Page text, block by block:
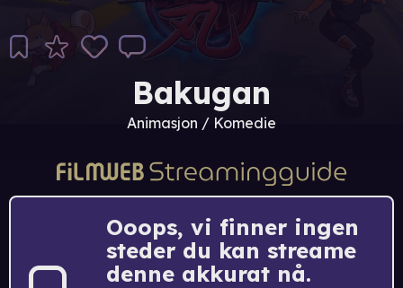
Bakugan
Animasjon / Komedie
Ooops, vi finner ingen
steder du kan streame
denne akkurat nå.